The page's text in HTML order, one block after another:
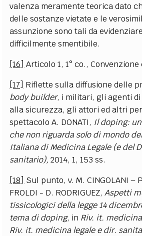
valenza meramente teorica dato
delle sostanze vietate e le
assunzione sono tali da
difficilmente smentibile.
[16] Articolo 1, 1° co.,
[17] Riflette sulla diffusione delle
body builder, i militari, gli agenti
alla sicurezza, gli attori ed altri
spettacolo A. DONATI, Il doping:
che non riguarda solo di mondo
Italiana di Medicina Legale (e del
sanitario), 2014, 1, 153 ss.
[18] Sul punto, v. M. CINGOLANI –
FROLDI - D. RODRIGUEZ,Aspetti
tissicologici della legge 14
tema di doping, in Riv. it.
Riv. it. medicina legale e dir.